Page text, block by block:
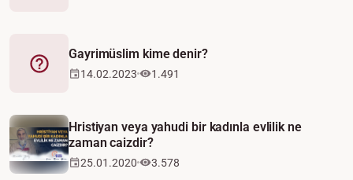
Fetva
Gayrimüslim kime denir?
14.02.2023 1.491
Hristiyan veya yahudi bir kadınla evlilik ne
zaman caizdir?
25.01.2020 3.578